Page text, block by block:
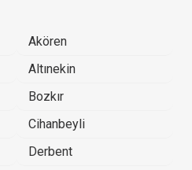
Akören
Altınekin
Bozkır
Cihanbeyli
Derbent